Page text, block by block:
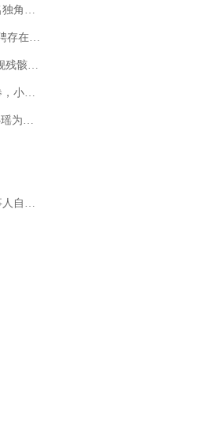
方表示肯定”
长被停职
天日
是铁路规定
捐赠99999元
人家属